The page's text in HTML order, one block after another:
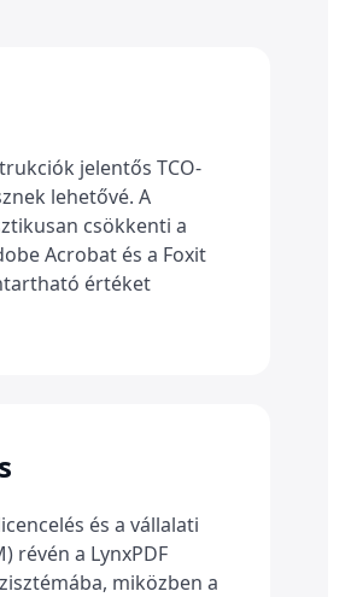
jelentős TCO-
lehetővé. A
csökkenti a
Acrobat és a Foxit
értéket
és a vállalati
révén a LynxPDF
miközben a